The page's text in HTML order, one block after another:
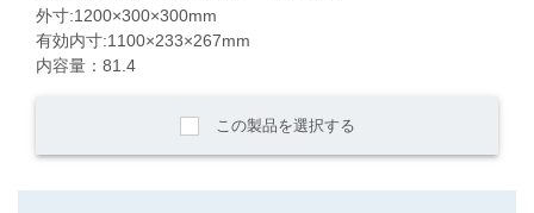
外寸:1200×300×300mm
有効内寸:1100×233×267mm
内容量：81.4
この製品を選択する